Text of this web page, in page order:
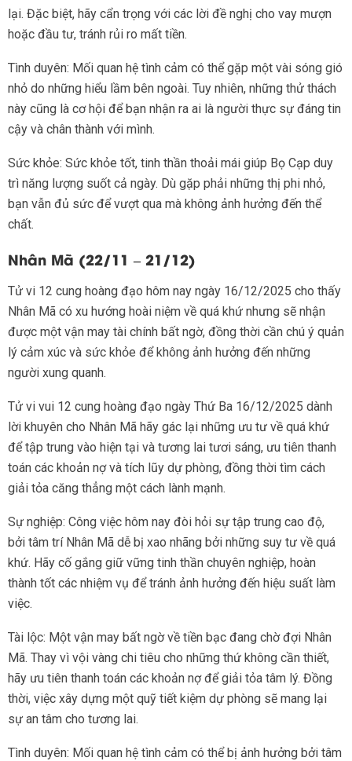
lại. Đặc biệt, hãy cẩn trọng với các lời đề nghị cho vay mượn
hoặc đầu tư, tránh rủi ro mất tiền.
Tình duyên: Mối quan hệ tình cảm có thể gặp một vài sóng gió
nhỏ do những hiểu lầm bên ngoài. Tuy nhiên, những thử thách
này cũng là cơ hội để bạn nhận ra ai là người thực sự đáng tin
cậy và chân thành với mình.
Sức khỏe: Sức khỏe tốt, tinh thần thoải mái giúp Bọ Cạp duy
trì năng lượng suốt cả ngày. Dù gặp phải những thị phi nhỏ,
bạn vẫn đủ sức để vượt qua mà không ảnh hưởng đến thể
chất.
Nhân Mã (22/11 – 21/12)
Tử vi 12 cung hoàng đạo hôm nay ngày 16/12/2025 cho thấy
Nhân Mã có xu hướng hoài niệm về quá khứ nhưng sẽ nhận
được một vận may tài chính bất ngờ, đồng thời cần chú ý quản
lý cảm xúc và sức khỏe để không ảnh hưởng đến những
người xung quanh.
Tử vi vui 12 cung hoàng đạo ngày Thứ Ba 16/12/2025 dành
lời khuyên cho Nhân Mã hãy gác lại những ưu tư về quá khứ
để tập trung vào hiện tại và tương lai tươi sáng, ưu tiên thanh
toán các khoản nợ và tích lũy dự phòng, đồng thời tìm cách
giải tỏa căng thẳng một cách lành mạnh.
Sự nghiệp: Công việc hôm nay đòi hỏi sự tập trung cao độ,
bởi tâm trí Nhân Mã dễ bị xao nhãng bởi những suy tư về quá
khứ. Hãy cố gắng giữ vững tinh thần chuyên nghiệp, hoàn
thành tốt các nhiệm vụ để tránh ảnh hưởng đến hiệu suất làm
việc.
Tài lộc: Một vận may bất ngờ về tiền bạc đang chờ đợi Nhân
Mã. Thay vì vội vàng chi tiêu cho những thứ không cần thiết,
hãy ưu tiên thanh toán các khoản nợ để giải tỏa tâm lý. Đồng
thời, việc xây dựng một quỹ tiết kiệm dự phòng sẽ mang lại
sự an tâm cho tương lai.
Tình duyên: Mối quan hệ tình cảm có thể bị ảnh hưởng bởi tâm